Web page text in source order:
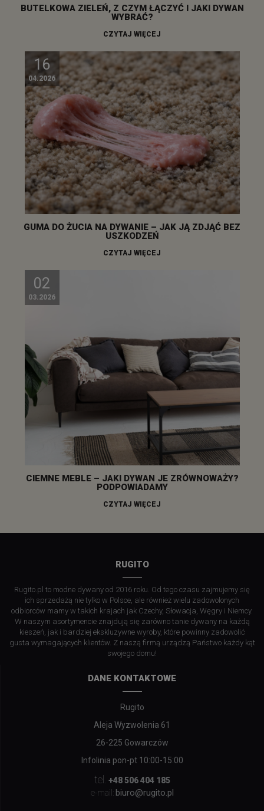
BUTELKOWA ZIELEŃ, Z CZYM ŁĄCZYĆ I JAKI DYWAN
WYBRAĆ?
CZYTAJ WIĘCEJ
16
04.2026
GUMA DO ŻUCIA NA DYWANIE – JAK JĄ ZDJĄĆ BEZ
USZKODZEŃ
CZYTAJ WIĘCEJ
02
03.2026
CIEMNE MEBLE – JAKI DYWAN JE ZRÓWNOWAŻY?
PODPOWIADAMY
CZYTAJ WIĘCEJ
RUGITO
Rugito.pl to modne dywany od 2016 roku. Od tego czasu zajmujemy się
ich sprzedażą nie tylko w Polsce, ale również wielu zadowolonych
odbiorców mamy w takich krajach jak Czechy, Słowacja, Węgry i Niemcy.
W naszym asortymencie znajdują się zarówno tanie dywany na każdą
kieszeń, jak i bardziej ekskluzywne wyroby, które powinny zadowolić
gusta wymagających klientów. Z naszą firmą urządzą Państwo każdy kąt
swojego domu!
DANE KONTAKTOWE
Rugito
Aleja Wyzwolenia 61
26-225 Gowarczów
Infolinia pon-pt 10:00-15:00
tel. +48 506 404 185
e-mail: biuro@rugito.pl